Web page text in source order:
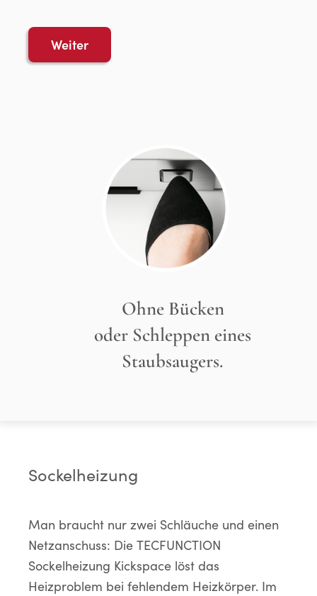
Weiter
Ohne Bücken
oder Schleppen eines
Staubsaugers.
Sockelheizung
Man braucht nur zwei Schläuche und einen
Netzanschuss: Die TECFUNCTION
Sockelheizung Kickspace löst das
Heizproblem bei fehlendem Heizkörper. Im